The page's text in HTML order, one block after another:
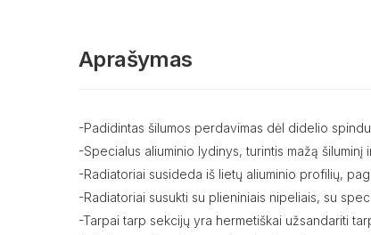
Aprašymas
-Padidintas šilumos perdavimas dėl didelio
-Specialus aliuminio lydinys, turintis mažą
-Radiatoriai susideda iš lietų aliuminio profilių,
-Radiatoriai susukti su plieniniais nipeliais, su
-Tarpai tarp sekcijų yra hermetiškai užsandariti